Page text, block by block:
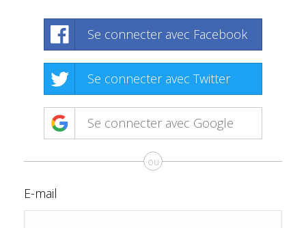
Se connecter avec Facebook
Se connecter avec Twitter
Se connecter avec Google
ou
E-mail